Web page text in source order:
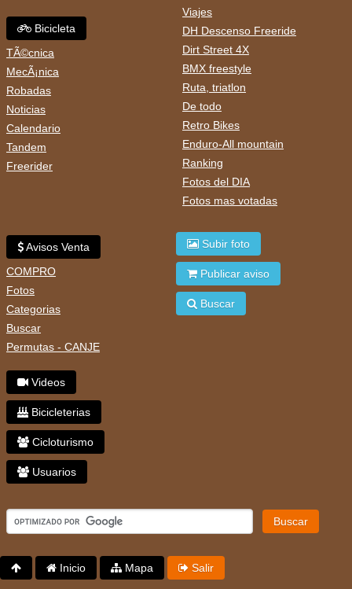
Bicicleta
TÃ©cnica
MecÃ¡nica
Robadas
Noticias
Calendario
Tandem
Freerider
Viajes
DH Descenso Freeride
Dirt Street 4X
BMX freestyle
Ruta, triatlon
De todo
Retro Bikes
Enduro-All mountain
Ranking
Fotos del DIA
Fotos mas votadas
Avisos Venta
COMPRO
Fotos
Categorias
Buscar
Permutas - CANJE
Videos
Bicicleterias
Cicloturismo
Usuarios
Subir foto
Publicar aviso
Buscar
Buscar
Inicio Mapa Salir